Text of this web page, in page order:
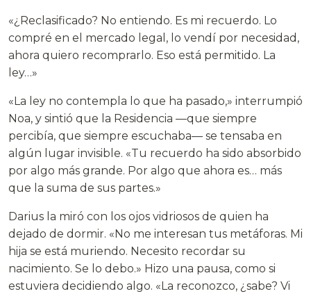
«¿Reclasificado? No entiendo. Es mi recuerdo. Lo
compré en el mercado legal, lo vendí por necesidad,
ahora quiero recomprarlo. Eso está permitido. La
ley…»
«La ley no contempla lo que ha pasado,» interrumpió
Noa, y sintió que la Residencia —que siempre
percibía, que siempre escuchaba— se tensaba en
algún lugar invisible. «Tu recuerdo ha sido absorbido
por algo más grande. Por algo que ahora es… más
que la suma de sus partes.»
Darius la miró con los ojos vidriosos de quien ha
dejado de dormir. «No me interesan tus metáforas. Mi
hija se está muriendo. Necesito recordar su
nacimiento. Se lo debo.» Hizo una pausa, como si
estuviera decidiendo algo. «La reconozco, ¿sabe? Vi